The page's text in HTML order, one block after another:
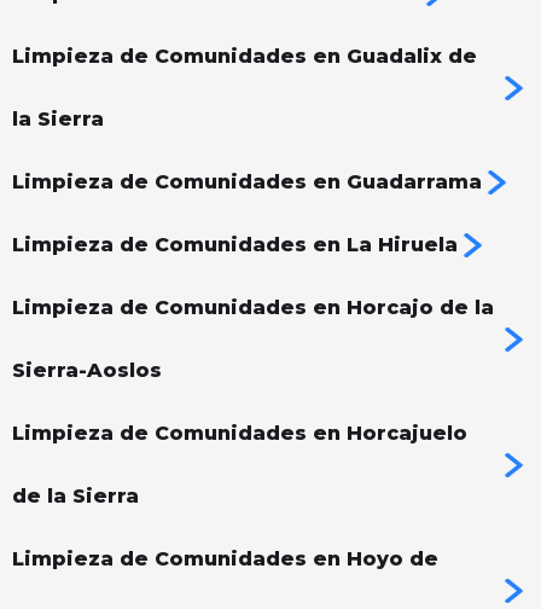
Limpieza de Comunidades en Guadalix de
la Sierra
Limpieza de Comunidades en Guadarrama
Limpieza de Comunidades en La Hiruela
Limpieza de Comunidades en Horcajo de la
Sierra-Aoslos
Limpieza de Comunidades en Horcajuelo
de la Sierra
Limpieza de Comunidades en Hoyo de